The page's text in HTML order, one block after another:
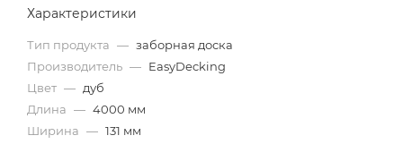
Характеристики
Тип продукта — заборная доска
Производитель — EasyDecking
Цвет — дуб
Длина — 4000 мм
Ширина — 131 мм